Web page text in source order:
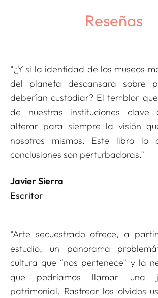
Reseñas
“¿Y si la identidad de los museos
del planeta descansara sobre
deberían custodiar? El temblor
de nuestras instituciones clave
alterar para siempre la visión
nosotros mismos. Este libro lo
conclusiones son perturbadoras.”
Javier Sierra
Escritor
“Arte secuestrado ofrece, a
estudio, un panorama
cultura que “nos pertenece” y la
que podríamos llamar una
patrimonial. Rastrear los olvidos